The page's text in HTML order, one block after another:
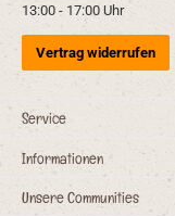
Service
Informationen
13:00 - 17:00 Uhr
Vertrag widerrufen
Unsere Communities